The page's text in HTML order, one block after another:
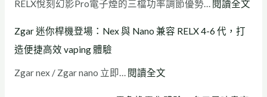
V
A
P
RELX悅刻幻影Pro電子煙的三檔功率調節優勢… 閱讀全文
Zgar 迷你桿機登場：Nex 與 Nano 兼容 RELX 4-6 代，打
造便捷高效 vaping 體驗
Zgar nex / Zgar nano 立即… 閱讀全文